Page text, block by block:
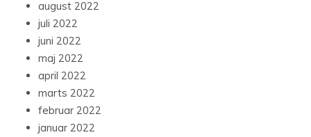
august 2022
juli 2022
juni 2022
maj 2022
april 2022
marts 2022
februar 2022
januar 2022